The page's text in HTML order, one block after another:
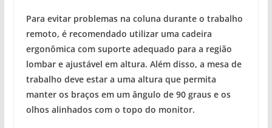
Para evitar problemas na coluna durante o trabalho
remoto, é recomendado utilizar uma cadeira
ergonômica com suporte adequado para a região
lombar e ajustável em altura. Além disso, a mesa de
trabalho deve estar a uma altura que permita
manter os braços em um ângulo de 90 graus e os
olhos alinhados com o topo do monitor.